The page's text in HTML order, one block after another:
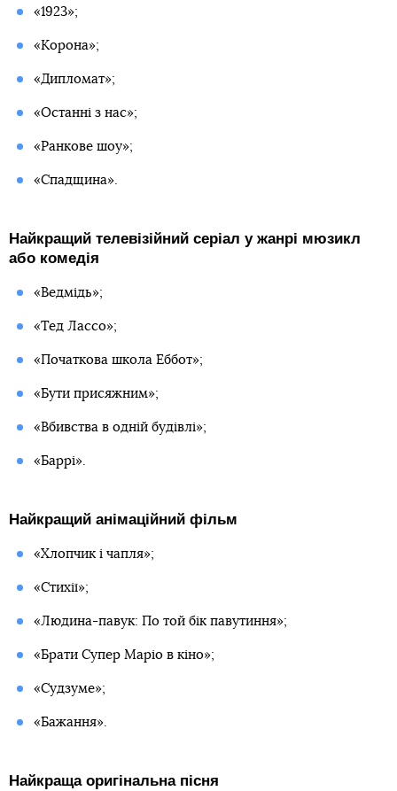
«1923»;
«Корона»;
«Дипломат»;
«Останні з нас»;
«Ранкове шоу»;
«Спадщина».
Найкращий телевізійний серіал у жанрі мюзикл
або комедія
«Ведмідь»;
«Тед Лассо»;
«Початкова школа Еббот»;
«Бути присяжним»;
«Вбивства в одній будівлі»;
«Баррі».
Найкращий анімаційний фільм
«Хлопчик і чапля»;
«Стихії»;
«Людина-павук: По той бік павутиння»;
«Брати Супер Маріо в кіно»;
«Судзуме»;
«Бажання».
Найкраща оригінальна пісня